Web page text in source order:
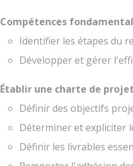
Compétences
Identifier les étapes du
Développer et gérer
Établir une charte de projet
Définir des objectifs
Déterminer et expliciter
Définir les livrables